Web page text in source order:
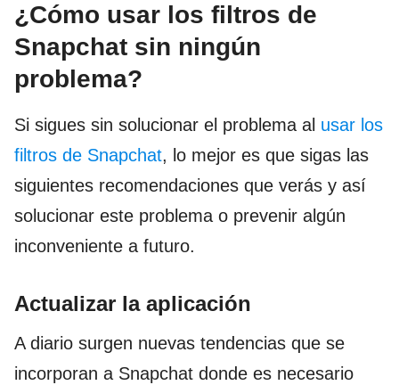
¿Cómo usar los filtros de
Snapchat sin ningún
problema?
Si sigues sin solucionar el problema al usar los
filtros de Snapchat, lo mejor es que sigas las
siguientes recomendaciones que verás y así
solucionar este problema o prevenir algún
inconveniente a futuro.
Actualizar la aplicación
A diario surgen nuevas tendencias que se
incorporan a Snapchat donde es necesario